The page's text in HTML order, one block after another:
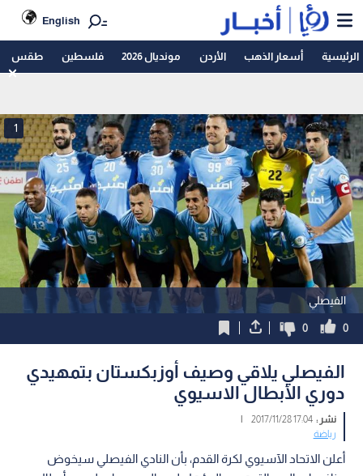
English
الرئيسية أسعار الذهب الأردن مونديال 2026 فلسطين طقس
الفيصلي
1
0
0
الفيصلي يلاقي وصيف أوزبكستان بتمهيدي
دوري الأبطال الاسيوي
نشر :17:04 2017/11/28
|
رياضة
أعلن الاتحاد الآسيوي لكرة القدم، بأن النادي الفيصلي سيخوض